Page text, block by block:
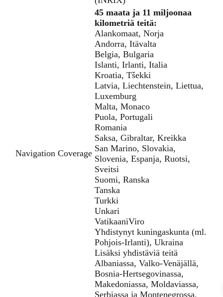
Navigation Coverage
45 maata ja 11 miljoonaa
kilometriä teitä:
Alankomaat, Norja
Andorra, Itävalta
Belgia, Bulgaria
Islanti, Irlanti, Italia
Kroatia, Tšekki
Latvia, Liechtenstein, Liettua,
Luxemburg
Malta, Monaco
Puola, Portugali
Romania
Saksa, Gibraltar, Kreikka
San Marino, Slovakia,
Slovenia, Espanja, Ruotsi,
Sveitsi
Suomi, Ranska
Tanska
Turkki
Unkari
VatikaaniViro
Yhdistynyt kuningaskunta (ml.
Pohjois-Irlanti), Ukraina
Lisäksi yhdistäviä teitä
Albaniassa, Valko-Venäjällä,
Bosnia-Hertsegovinassa,
Makedoniassa, Moldaviassa,
Serbiassa ja Montenegrossa.